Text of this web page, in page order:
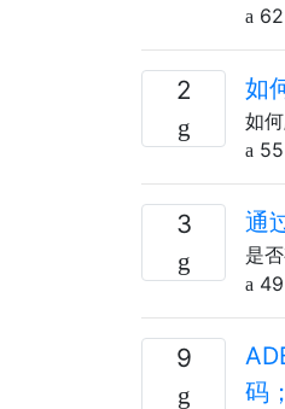
62
2 如
如
55
3 通
是
49
9
码